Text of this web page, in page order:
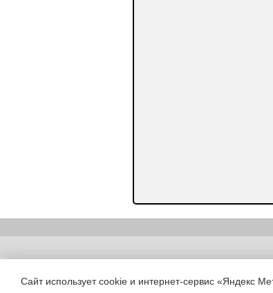
Сайт использует cookie и интернет-сервис «Яндекс